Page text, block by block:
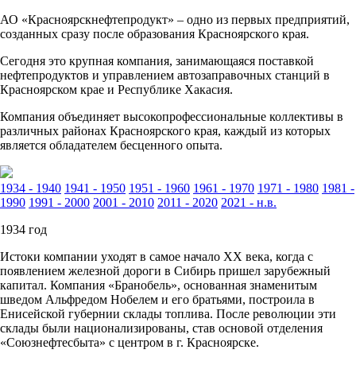
АО «Красноярскнефтепродукт» – одно из первых предприятий,
созданных сразу после образования Красноярского края.
Сегодня это крупная компания, занимающаяся поставкой
нефтепродуктов и управлением автозаправочных станций в
Красноярском крае и Республике Хакасия.
Компания объединяет высокопрофессиональные коллективы в
различных районах Красноярского края, каждый из которых
является обладателем бесценного опыта.
1934 - 1940 1941 - 1950 1951 - 1960 1961 - 1970 1971 - 1980 1981 -
1990 1991 - 2000 2001 - 2010 2011 - 2020 2021 - н.в.
1934 год
Истоки компании уходят в самое начало ХХ века, когда с
появлением железной дороги в Сибирь пришел зарубежный
капитал. Компания «Бранобель», основанная знаменитым
шведом Альфредом Нобелем и его братьями, построила в
Енисейской губернии склады топлива. После революции эти
склады были национализированы, став основой отделения
«Союзнефтесбыта» с центром в г. Красноярске.